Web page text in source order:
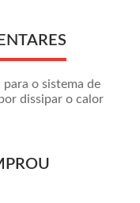
o sistema de
dissipar o calor